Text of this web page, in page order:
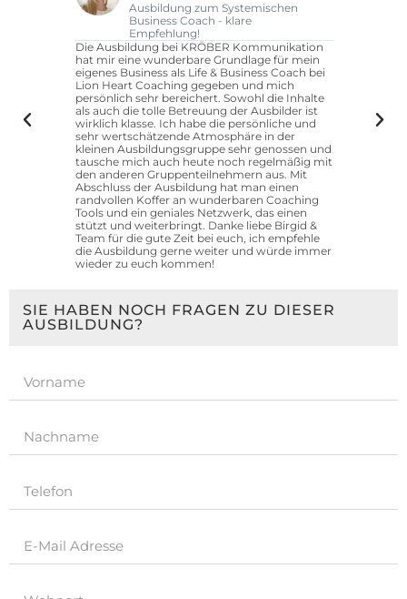
Ausbildung zum Systemischen
Business Coach - klare
Empfehlung!
Die Ausbildung bei KRÖBER Kommunikation
hat mir eine wunderbare Grundlage für mein
eigenes Business als Life & Business Coach bei
Lion Heart Coaching gegeben und mich
persönlich sehr bereichert. Sowohl die Inhalte
als auch die tolle Betreuung der Ausbilder ist
wirklich klasse. Ich habe die persönliche und
sehr wertschätzende Atmosphäre in der
kleinen Ausbildungsgruppe sehr genossen und
tausche mich auch heute noch regelmäßig mit
den anderen Gruppenteilnehmern aus. Mit
Abschluss der Ausbildung hat man einen
randvollen Koffer an wunderbaren Coaching
Tools und ein geniales Netzwerk, das einen
stützt und weiterbringt. Danke liebe Birgid &
Team für die gute Zeit bei euch, ich empfehle
die Ausbildung gerne weiter und würde immer
wieder zu euch kommen!
SIE HABEN NOCH FRAGEN ZU DIESER
AUSBILDUNG?